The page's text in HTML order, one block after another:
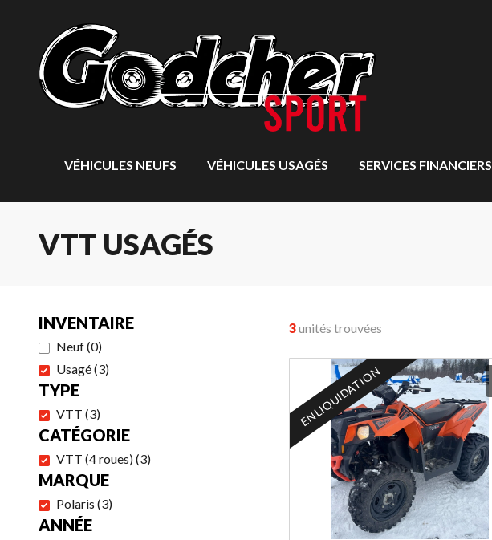
VÉHICULES NEUFS VÉHICULES USAGÉS SERVICES FINANCIERS
VTT USAGÉS
INVENTAIRE
Neuf(0)
Usagé(3)
TYPE
VTT (3)
CATÉGORIE
VTT (4 roues)(3)
MARQUE
Polaris (3)
ANNÉE
3unités trouvées
EN LIQUIDATION